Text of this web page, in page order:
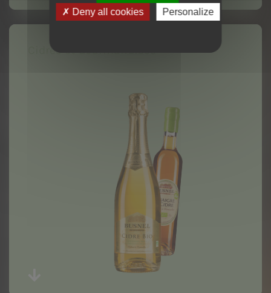
Cidres et Gourmandises
Deny all cookies
Personalize